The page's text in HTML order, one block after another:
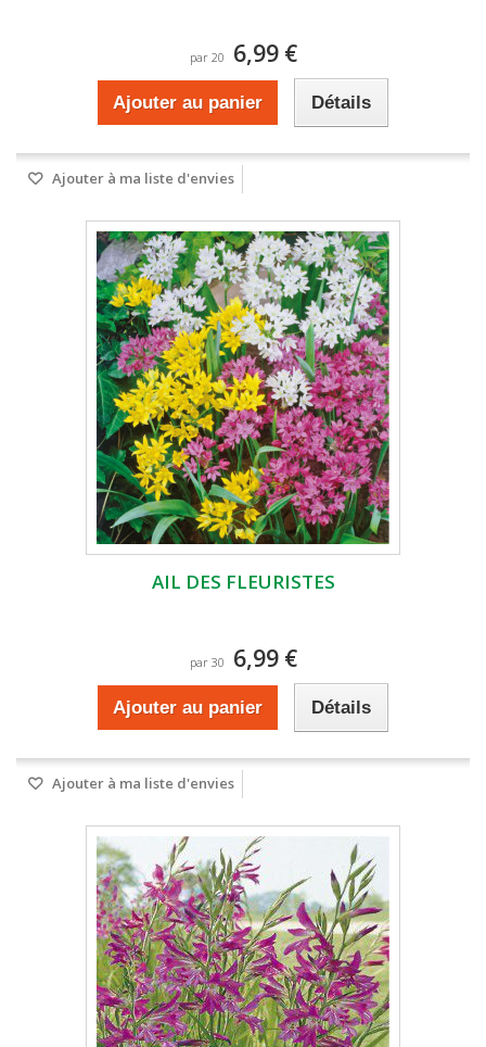
par 20 6,99 €
Ajouter au panier Détails
Ajouter à ma liste d'envies
AIL DES FLEURISTES
par 30 6,99 €
Ajouter au panier Détails
Ajouter à ma liste d'envies